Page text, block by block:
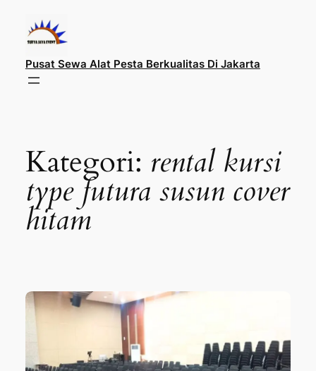
konten
Pusat Sewa Alat Pesta Berkualitas Di Jakarta
Kategori: rental kursi
type futura susun cover
hitam